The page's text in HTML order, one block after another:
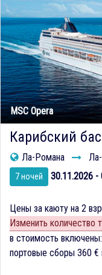
MSC Opera
Карибский
Ла-Романа
7 ночей 30.11.2026 -
Цены за каюту на 2
Изменить количество
в стоимость включены:
портовые сборы 360 €